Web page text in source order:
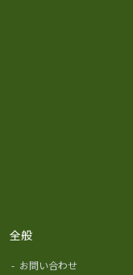
全般
- お問い合わせ